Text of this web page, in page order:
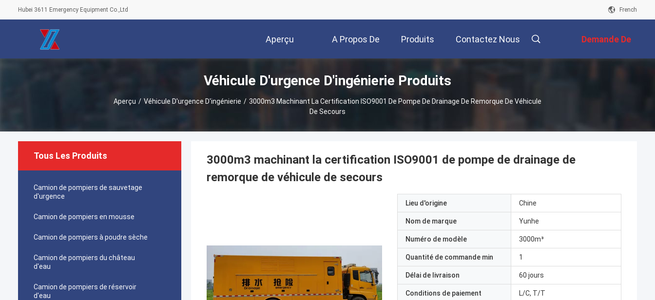
Hubei 3611 Emergency Equipment Co.,Ltd French
Aperçu A Propos De
Nous
Produits Contactez Nous Demande De
Soumission
Véhicule D'urgence D'ingénierie Produits
Aperçu / Véhicule D'urgence D'ingénierie / 3000m3 Machinant La Certification ISO9001 De Pompe De Drainage De Remorque De Véhicule
De Secours
Tous Les Produits
Camion de pompiers de sauvetage
d'urgence
Camion de pompiers en mousse
Camion de pompiers à poudre sèche
Camion de pompiers du château
d'eau
Camion de pompiers de réservoir
d'eau
3000m3 machinant la certification ISO9001 de pompe de drainage de
remorque de véhicule de secours
Lieu d'origine Chine
Nom de marque Yunhe
Numéro de modèle 3000m³
Quantité de commande min 1
Délai de livraison 60 jours
Conditions de paiement L/C, T/T